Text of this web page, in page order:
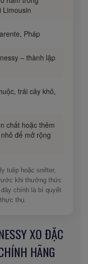
Limousin
Pháp
– thành lập
trái cây khô,
chất hoặc thêm
để mở rộng
tulip hoặc snifter,
khi thưởng thức
chính là bí quyết
thụ.
XO ĐẶC
HÃNG